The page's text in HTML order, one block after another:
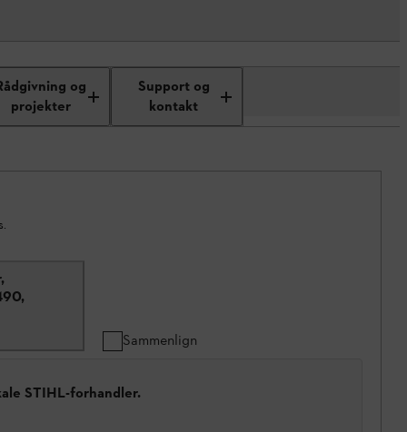
og
projekter
Support og
kontakt
Sammenlign
STIHL-forhandler.